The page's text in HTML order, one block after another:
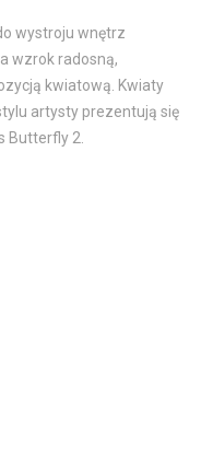
wystroju wnętrz
wzrok radosną,
kwiatową. Kwiaty
artysty prezentują się
Butterfly 2.